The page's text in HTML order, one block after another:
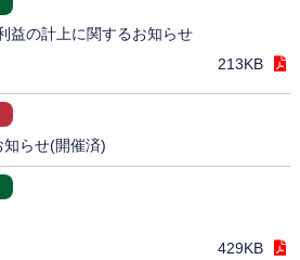
益の計上に関するお知らせ
213KB
らせ(開催済)
429KB